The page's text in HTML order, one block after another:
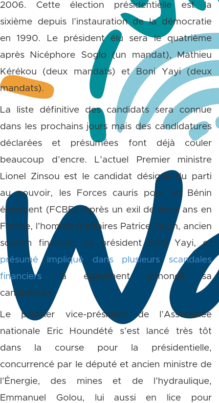
2006. Cette élection présidentielle est la
sixième depuis l’instauration de la démocratie
en 1990. Le président élu sera le quatrième
après Nicéphore Soglo (un mandat), Mathieu
Kérékou (deux mandats) et Boni Yayi (deux
mandats).
La liste définitive des candidats sera connue
dans les prochains jours mais des candidatures
déclarées et présumées font déjà couler
beaucoup d’encre. L’actuel Premier ministre
Lionel Zinsou est le candidat désigné du parti
au pouvoir, les Forces cauris pour un Bénin
émergent (FCBE). Après un exil de deux ans en
France, l’homme d’affaires Patrice Talon, ancien
soutien financier du président Boni Yayi, et
présumé impliqué dans plusieurs scandales
financiers, a également annoncé sa
candidature.
Le premier vice-président de l’Assemblée
nationale Eric Houndété s’est lancé très tôt
dans la course pour la présidentielle,
concurrencé par le député et ancien ministre de
l’Énergie, des mines et de l’hydraulique,
Emmanuel Golou, lui aussi en lice pour